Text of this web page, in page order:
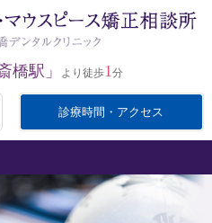
橋駅」 より徒歩1 分
診療時間・アクセス
ーム